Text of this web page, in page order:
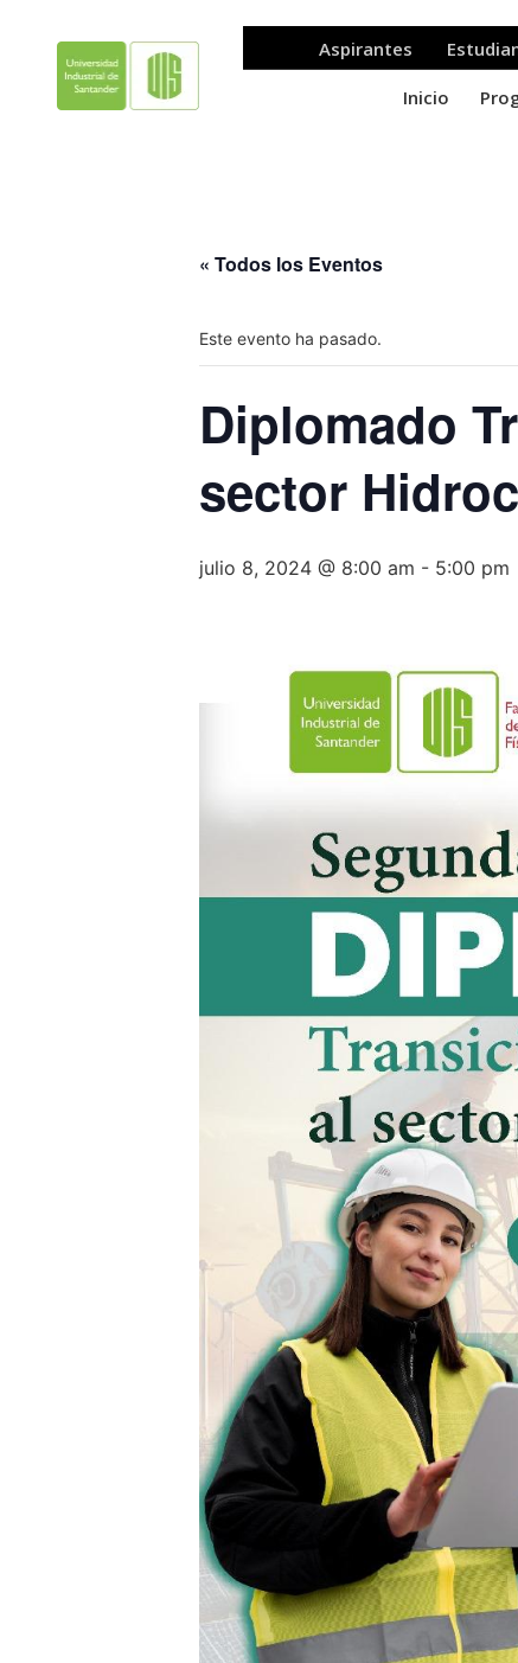
« Todos los Eventos
Este evento ha pasado.
Diplomado
sector
julio 8, 2024 @ 8:00 am - 5:00 pm